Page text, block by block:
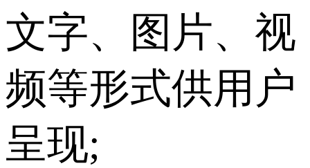
文字、图片、视
频等形式供用户
呈现;